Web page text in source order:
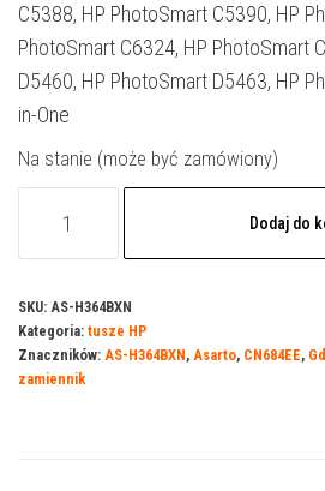
C5388, HP PhotoSmart C5390, HP
PhotoSmart C6324, HP PhotoSmart
D5460, HP PhotoSmart D5463, HP
in-One
Na stanie (może być zamówiony)
do
HP
364BXN
Dodaj do
SKU: AS-H364BXN
Kategoria: tusze HP
Znaczników: AS-H364BXN, Asarto, CN684EE,
zamiennik